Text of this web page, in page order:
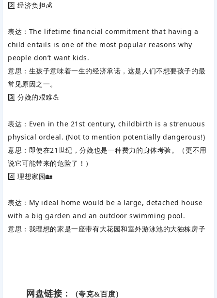
2️⃣ ‌经济负担‌💰
表达 ‌：The ‌ lifetime financial commitment ‌ that having a
child ‌entails ‌ is one of the most popular reasons why
people don’t want kids.
意思 ‌：生孩子意味着一生的经济承诺，这是人们不想要孩子的最
常见原因之一。
3️⃣ ‌分娩的艰难‌💪
表达 ‌：Even in the 21st century, ‌ childbirth ‌ is a ‌strenuous
physical ‌ordeal‌. (Not to mention ‌ potentially dangerous‌!)
意思 ‌：即使在21世纪，分娩也是一种费力的身体考验。（更不用
说它可能带来的危险了！）
4️⃣ ‌理想家园‌🏡
表达 ‌：My ‌ ideal ‌ home would be a large, ‌detached house
with a big garden and an ‌outdoor ‌ swimming pool.
意思 ‌：我理想的家是一座带有大花园和室外游泳池的大独栋房子
网盘链接： （夸克&百度）